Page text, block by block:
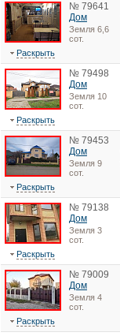
№ 79641
Дом
Земля 6,6
сот.
Раскрыть
№ 79498
Дом
Земля 10
сот.
Раскрыть
№ 79453
Дом
Земля 9
сот.
Раскрыть
№ 79138
Дом
Земля 3
сот.
Раскрыть
№ 79009
Дом
Земля 4
сот.
Раскрыть